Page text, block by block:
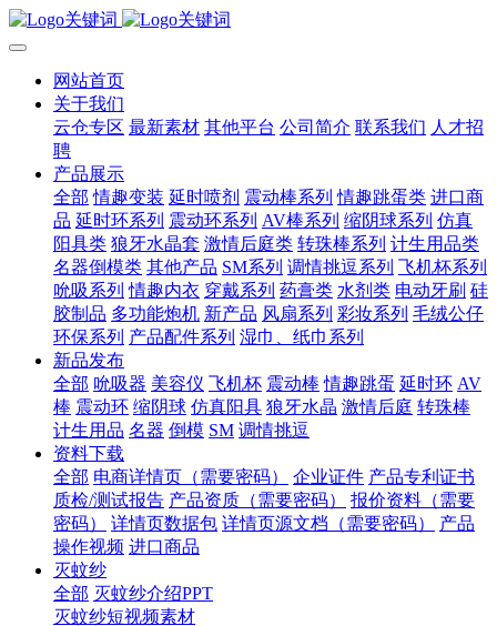
网站首页
关于我们
云仓专区 最新素材 其他平台 公司简介 联系我们 人才招
聘
产品展示
全部 情趣变装 延时喷剂 震动棒系列 情趣跳蛋类 进口商
品 延时环系列 震动环系列 AV棒系列 缩阴球系列 仿真
阳具类 狼牙水晶套 激情后庭类 转珠棒系列 计生用品类
名器倒模类 其他产品 SM系列 调情挑逗系列 飞机杯系列
吮吸系列 情趣内衣 穿戴系列 药膏类 水剂类 电动牙刷 硅
胶制品 多功能炮机 新产品 风扇系列 彩妆系列 毛绒公仔
环保系列 产品配件系列 湿巾、纸巾系列
新品发布
全部 吮吸器 美容仪 飞机杯 震动棒 情趣跳蛋 延时环 AV
棒 震动环 缩阴球 仿真阳具 狼牙水晶 激情后庭 转珠棒
计生用品 名器 倒模 SM 调情挑逗
资料下载
全部 电商详情页（需要密码） 企业证件 产品专利证书
质检/测试报告 产品资质（需要密码）
报价资料（需要
密码）
详情页数据包 详情页源文档（需要密码）
产品
操作视频 进口商品
灭蚊纱
全部 灭蚊纱介绍PPT
灭蚊纱短视频素材